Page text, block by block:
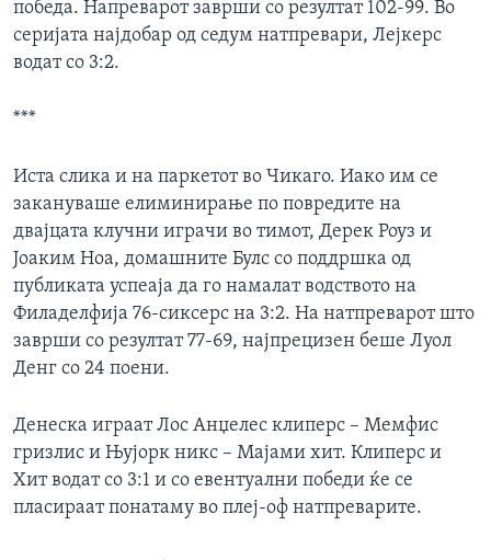
победа. Напреварот заврши со резултат 102-99. Во
серијата најдобар од седум натпревари, Лејкерс
водат со 3:2.
***
Иста слика и на паркетот во Чикаго. Иако им се
закануваше елиминирање по повредите на
двајцата клучни играчи во тимот, Дерек Роуз и
Јоаким Ноа, домашните Булс со поддршка од
публиката успеаја да го намалат водството на
Филаделфија 76-сиксерс на 3:2. На натпреварот што
заврши со резултат 77-69, најпрецизен беше Луол
Денг со 24 поени.
Денеска играат Лос Анџелес клиперс – Мемфис
гризлис и Њујорк никс – Мајами хит. Клиперс и
Хит водат со 3:1 и со евентуални победи ќе се
пласираат понатаму во плеј-оф натпреварите.